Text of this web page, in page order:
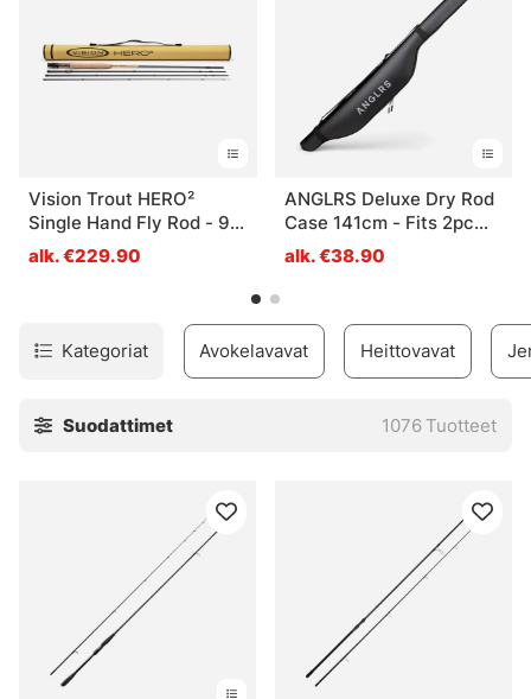
Vision Trout HERO²
Single Hand Fly Rod - 9'
#5
alk. €229.90
ANGLRS Deluxe Dry Rod
Case 141cm - Fits 2pc
rods up to 9ft
alk. €38.90
Kategoriat Avokelavavat Heittovavat
Suodattimet 1076 Tuotteet